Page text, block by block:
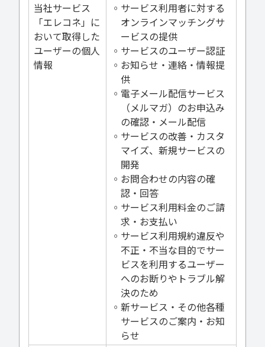
当社サービス
「エレコネ」に
おいて取得した
ユーザーの個人
情報
◦サービス利用者に対する
オンラインマッチングサ
ービスの提供
◦サービスのユーザー認証
◦お知らせ・連絡・情報提
供
◦電子メール配信サービス
（メルマガ）のお申込み
の確認・メール配信
◦サービスの改善・カスタ
マイズ、新規サービスの
開発
◦お問合わせの内容の確
認・回答
◦サービス利用料金のご請
求・お支払い
◦サービス利用規約違反や
不正・不当な目的でサー
ビスを利用するユーザー
へのお断りやトラブル解
決のため
◦新サービス・その他各種
サービスのご案内・お知
らせ